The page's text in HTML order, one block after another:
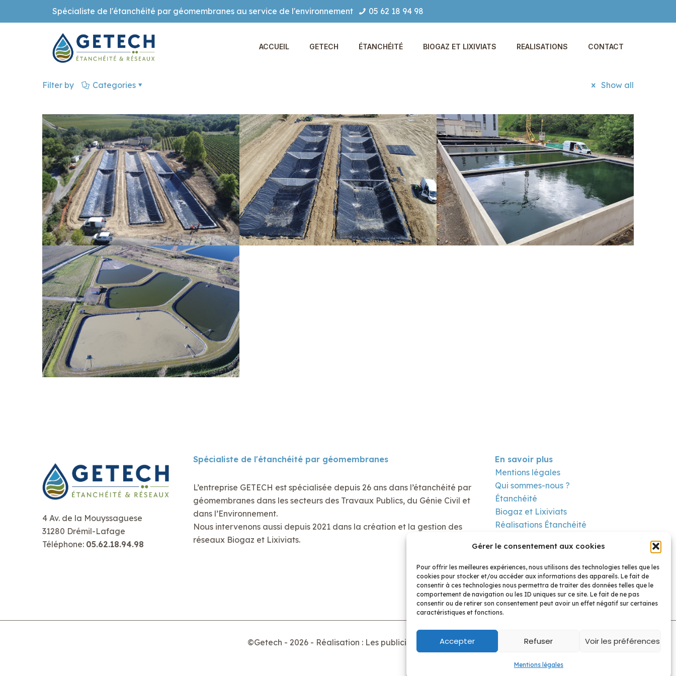
Gérer le consentement aux cookies
Pour offrir les meilleures expériences, nous utilisons des technologies telles que les
cookies pour stocker et/ou accéder aux informations des appareils. Le fait de
consentir à ces technologies nous permettra de traiter des données telles que le
comportement de navigation ou les ID uniques sur ce site. Le fait de ne pas
consentir ou de retirer son consentement peut avoir un effet négatif sur certaines
caractéristiques et fonctions.
Accepter Refuser Voir les préférences
Mentions légales
Spécialiste de l'étanchéité par géomembranes au service de l'environnement 05 62 18 94 98
ACCUEIL GETECH ÉTANCHÉITÉ BIOGAZ ET LIXIVIATS REALISATIONS CONTACT
Filter by Categories Show all
4 Av. de la Mouyssaguese
31280 Drémil-Lafage
Téléphone: 05.62.18.94.98
Spécialiste de l'étanchéité par géomembranes
L’entreprise GETECH est spécialisée depuis 26 ans dans l’étanchéité par
géomembranes dans les secteurs des Travaux Publics, du Génie Civil et
dans l’Environnement.
Nous intervenons aussi depuis 2021 dans la création et la gestion des
réseaux Biogaz et Lixiviats.
En savoir plus
Mentions légales
Qui sommes-nous ?
Étanchéité
Biogaz et Lixiviats
Réalisations Étanchéité
Contact
©Getech - 2026 - Réalisation : Les publicitaires